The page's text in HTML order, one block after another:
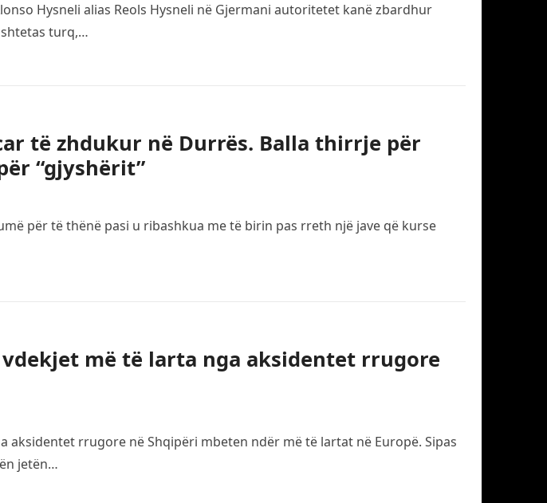
Hysneli alias Reols Hysneli në Gjermani autoritetet kanë zbardhur
turq,…
të zhdukur në Durrës. Balla thirrje për
“gjyshërit”
për të thënë pasi u ribashkua me të birin pas rreth një jave që kurse
më të larta nga aksidentet rrugore
aksidentet rrugore në Shqipëri mbeten ndër më të lartat në Europë. Sipas
jetën…